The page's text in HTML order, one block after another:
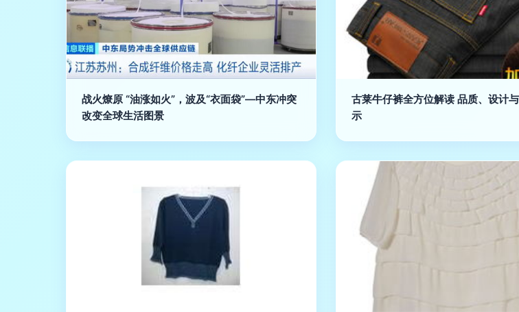
战火燎原 “油涨如火”，波及“衣面袋”—中东冲突
改变全球生活图景
古莱牛仔裤全方位解读 品质、设计
示